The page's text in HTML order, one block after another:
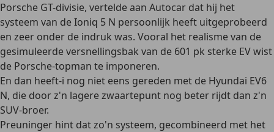
Porsche GT-divisie, vertelde aan Autocar dat hij het
systeem van de Ioniq 5 N persoonlijk heeft uitgeprobeerd
en zeer onder de indruk was. Vooral het realisme van de
gesimuleerde versnellingsbak van de 601 pk sterke EV wist
de Porsche-topman te imponeren.
En dan heeft-i nog niet eens gereden met de Hyundai EV6
N, die door z'n lagere zwaartepunt nog beter rijdt dan z'n
SUV-broer.
Preuninger hint dat zo'n systeem, gecombineerd met het